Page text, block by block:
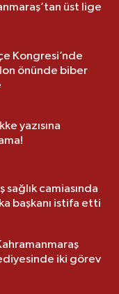
üst lige
Kongresi’nde
önünde biber
yazısına
sağlık camiasında
başkanı istifa etti
iki görev